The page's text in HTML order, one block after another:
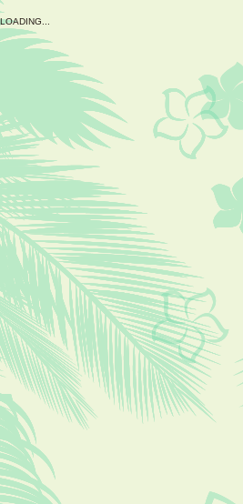
LOADING